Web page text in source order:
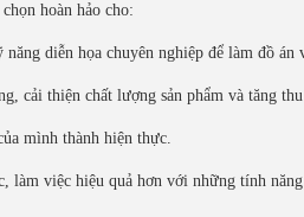
hoàn hảo cho:
diễn họa chuyên nghiệp để làm đồ án
cải thiện chất lượng sản phẩm và tăng
mình thành hiện thực.
làm việc hiệu quả hơn với những tính